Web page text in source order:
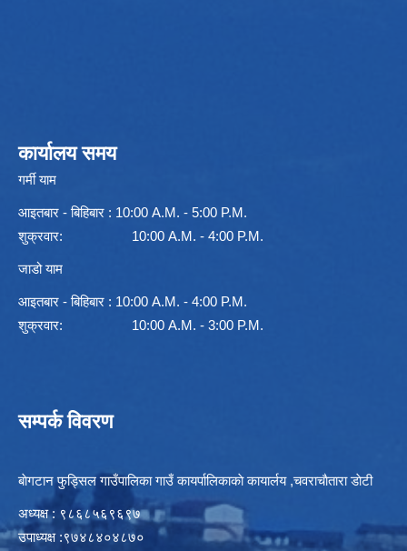
कार्यालय समय
गर्मी याम
आइतबार - बिहिबार : 10:00 A.M. - 5:00 P.M.
शुक्रवार: 10:00 A.M. - 4:00 P.M.
जाडो याम
आइतबार - बिहिबार : 10:00 A.M. - 4:00 P.M.
शुक्रवार: 10:00 A.M. - 3:00 P.M.
सम्पर्क विवरण
बाेगटान फुड्सिल गाउँपालिका गाउँ कायर्पालिकाकाे कायार्लय ,चवराचाैतारा डाेटी
अध्यक्ष : ९८६८५६९६९७
उपाध्यक्ष :९७४८४०४८७०